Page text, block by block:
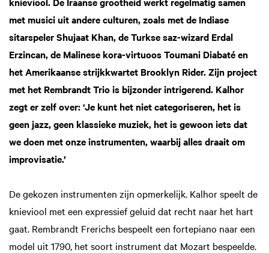
met musici uit andere culturen, zoals met de Indiase
sitarspeler Shujaat Khan, de Turkse saz-wizard Erdal
Erzincan, de Malinese kora-virtuoos Toumani Diabaté en
het Amerikaanse strijkkwartet Brooklyn Rider. Zijn project
met het Rembrandt Trio is bijzonder intrigerend. Kalhor
zegt er zelf over: ‘Je kunt het niet categoriseren, het is
geen jazz, geen klassieke muziek, het is gewoon iets dat
we doen met onze instrumenten, waarbij alles draait om
improvisatie.’
De gekozen instrumenten zijn opmerkelijk. Kalhor speelt de
knieviool met een expressief geluid dat recht naar het hart
gaat. Rembrandt Frerichs bespeelt een fortepiano naar een
model uit 1790, het soort instrument dat Mozart bespeelde.